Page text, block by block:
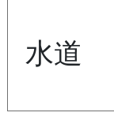
水道